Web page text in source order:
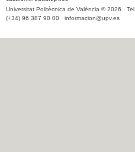
Universitat Politècnica de València © 2026 · Tel.
(+34) 96 387 90 00 · informacion@upv.es